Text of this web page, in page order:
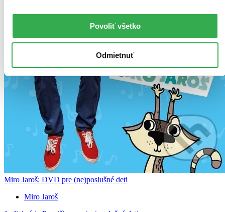
Povoliť všetko
Odmietnuť
Miro Jaroš: DVD pre (ne)poslušné deti
Miro Jaroš